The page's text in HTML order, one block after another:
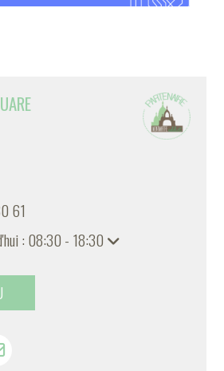
61
: 08:30 - 18:30